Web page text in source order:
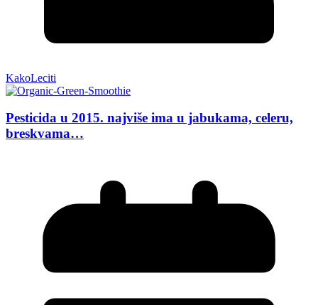
KakoLeciti
Pesticida u 2015. najviše ima u jabukama, celeru,
breskvama…